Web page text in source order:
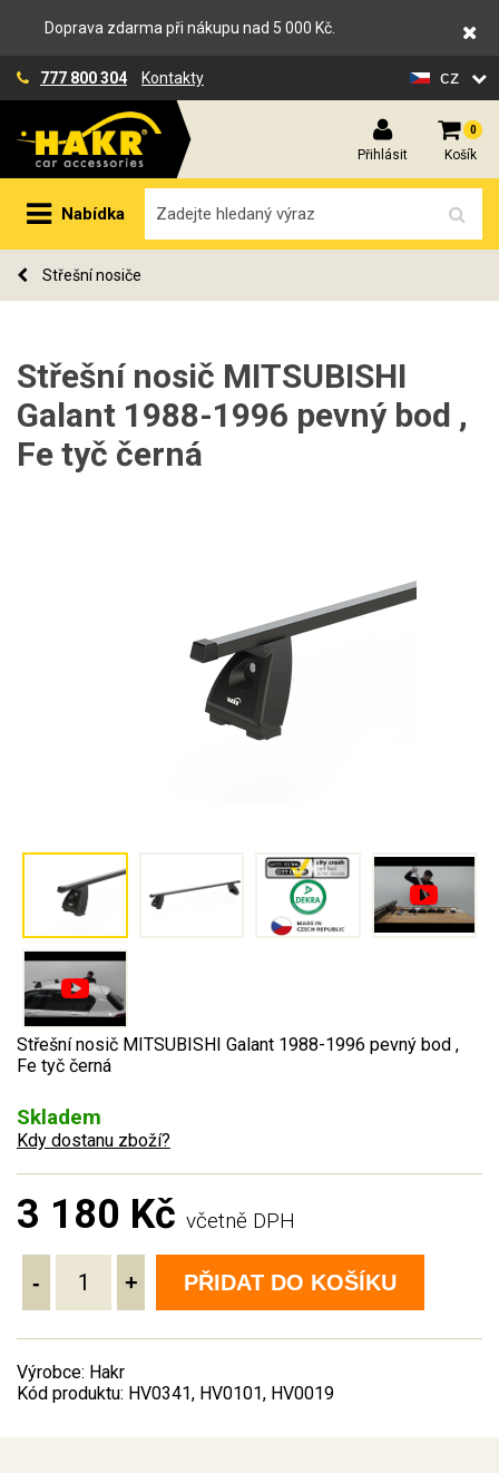
Doprava zdarma při nákupu nad 5 000 Kč.
777 800 304 Kontakty cz
Přihlásit
0
Košík
Nabídka
Střešní nosiče
Střešní nosič MITSUBISHI
Galant 1988-1996 pevný bod ,
Fe tyč černá
Střešní nosič MITSUBISHI Galant 1988-1996 pevný bod ,
Fe tyč černá
Skladem
Kdy dostanu zboží?
3 180 Kč včetně DPH
- + PŘIDAT DO KOŠÍKU
Výrobce: Hakr
Kód produktu: HV0341, HV0101, HV0019